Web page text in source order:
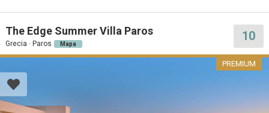
The Edge Summer Villa Paros
Grecia · Paros Mapa
10
PREMIUM